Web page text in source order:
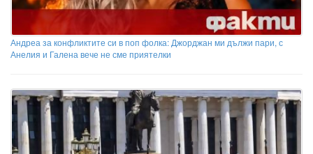
Андреа за конфликтите си в поп фолка: Джорджан ми дължи пари, с
Анелия и Галена вече не сме приятелки